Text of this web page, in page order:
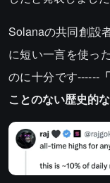
Solanaの共同創設
に短い一言を使っ
のに十分です------
ことのない歴史的